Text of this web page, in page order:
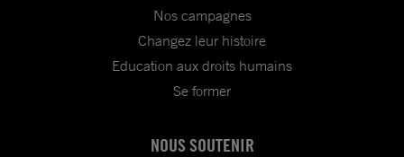
Nos campagnes
Changez leur histoire
Education aux droits humains
Se former
NOUS SOUTENIR